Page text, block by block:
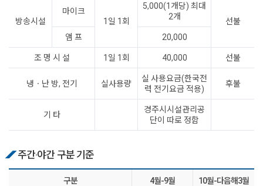
방송시설
마이크
1일 1회
5,000(1개당) 최대
2개
선불
앰 프
20,000
조 명 시 설 1일 1회 40,000 선불
냉ㆍ난 방, 전기 실사용량
실 사용요금(한국전
력 전기요금 적용)
후불
기 타
경주시시설관리공
단이 따로 정함
주간·야간 구분 기준
구분 4월-9월 10월-다음해3월